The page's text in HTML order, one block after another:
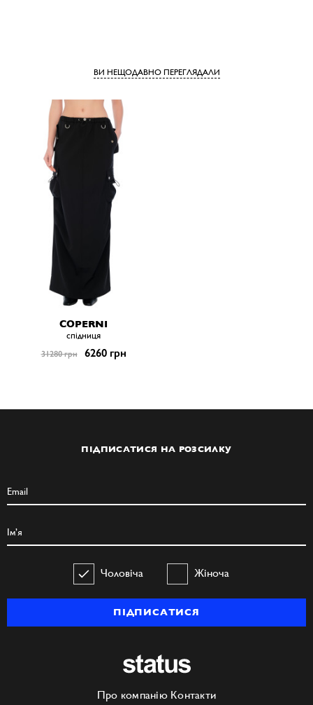
ВИ НЕЩОДАВНО ПЕРЕГЛЯДАЛИ
COPERNI
спiдниця
31280 грн 6260 грн
ПІДПИСАТИСЯ НА РОЗСИЛКУ
Чоловіча Жіноча
ПІДПИСАТИСЯ
Про компанію Контакти